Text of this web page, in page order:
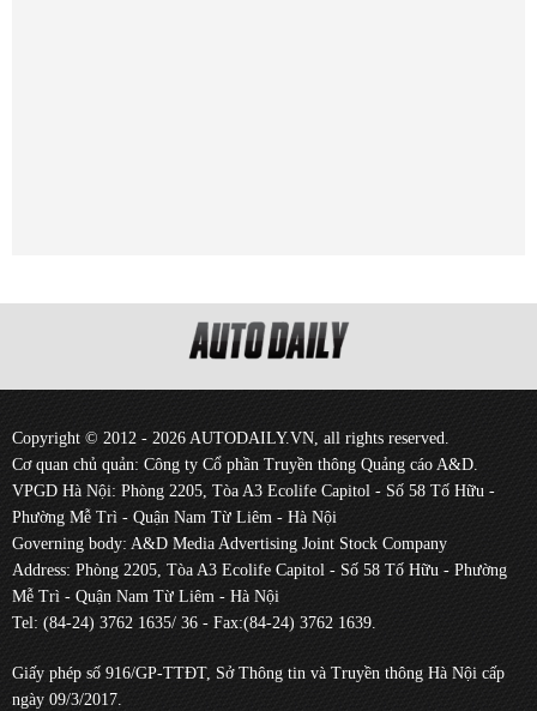
Copyright © 2012 - 2026 AUTODAILY.VN, all rights reserved.
Cơ quan chủ quản: Công ty Cổ phần Truyền thông Quảng cáo A&D.
VPGD Hà Nội: Phòng 2205, Tòa A3 Ecolife Capitol - Số 58 Tố Hữu -
Phường Mễ Trì - Quận Nam Từ Liêm - Hà Nội
Governing body: A&D Media Advertising Joint Stock Company
Address: Phòng 2205, Tòa A3 Ecolife Capitol - Số 58 Tố Hữu - Phường
Mễ Trì - Quận Nam Từ Liêm - Hà Nội
Tel: (84-24) 3762 1635/ 36 - Fax:(84-24) 3762 1639.
Giấy phép số 916/GP-TTĐT, Sở Thông tin và Truyền thông Hà Nội cấp
ngày 09/3/2017.